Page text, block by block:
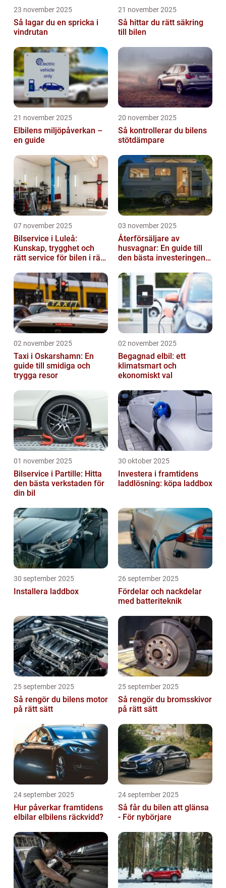
23 november 2025
Så lagar du en spricka i
vindrutan
21 november 2025
Så hittar du rätt säkring
till bilen
21 november 2025
Elbilens miljöpåverkan –
en guide
20 november 2025
Så kontrollerar du bilens
stötdämpare
07 november 2025
Bilservice i Luleå:
Kunskap, trygghet och
rätt service för bilen i rätt
03 november 2025
Återförsäljare av
husvagnar: En guide till
den bästa investeringen
02 november 2025
Taxi i Oskarshamn: En
guide till smidiga och
trygga resor
02 november 2025
Begagnad elbil: ett
klimatsmart och
ekonomiskt val
01 november 2025
Bilservice i Partille: Hitta
den bästa verkstaden för
din bil
30 oktober 2025
Investera i framtidens
laddlösning: köpa laddbox
30 september 2025
Installera laddbox
26 september 2025
Fördelar och nackdelar
med batteriteknik
25 september 2025
Så rengör du bilens motor
på rätt sätt
25 september 2025
Så rengör du bromsskivor
på rätt sätt
24 september 2025
Hur påverkar framtidens
elbilar elbilens räckvidd?
24 september 2025
Så får du bilen att glänsa
- För nybörjare